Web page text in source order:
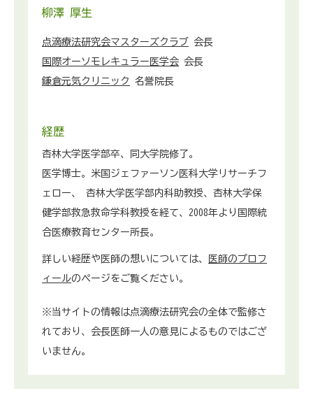
柳澤 厚生
点滴療法研究会マスターズクラブ 会長
国際オーソモレキュラー医学会 会長
鎌倉元気クリニック
名誉院長
経歴
杏林大学医学部卒、同大学院修了。
医学博士。米国ジェファーソン医科大学リサーチフ
ェロー、 杏林大学医学部内科助教授、杏林大学保
健学部救急救命学科教授を経て、2008年より国際統
合医療教育センター所長。
詳しい経歴や医師の想いについては、
医師のプロフ
ィールのページをご覧ください。
※当サイトの情報は点滴療法研究会の全体で監修さ
れており、会長医師一人の意見によるものではござ
いません。